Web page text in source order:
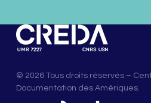
© 2026 Tous droits réservés –
Documentation des Amériques.